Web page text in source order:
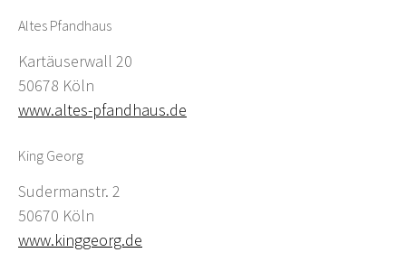
Altes Pfandhaus
Kartäuserwall 20
50678 Köln
www.altes-pfandhaus.de
King Georg
Sudermanstr. 2
50670 Köln
www.kinggeorg.de